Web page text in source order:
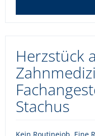
Herzstück
Stachus